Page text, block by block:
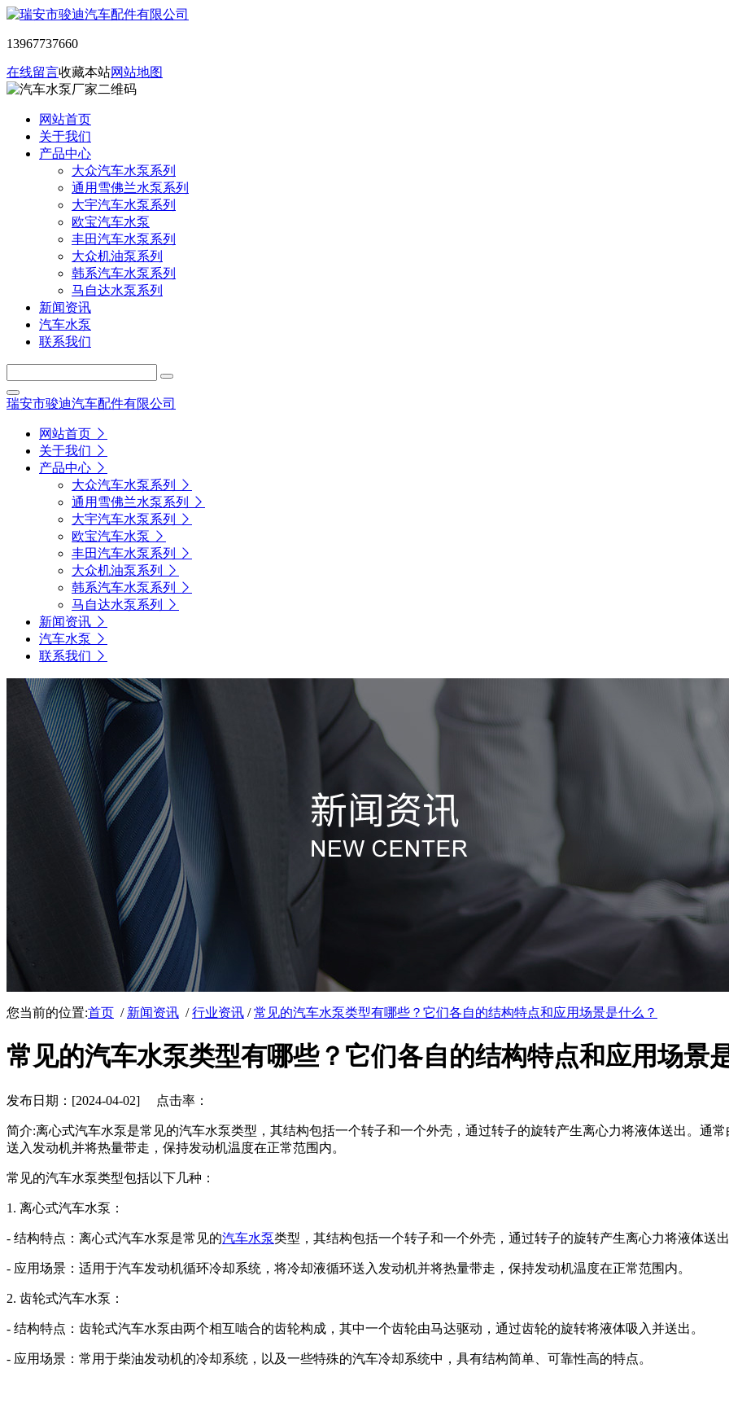
13967737660
在线留言收藏本站网站地图
网站首页
关于我们
产品中心
大众汽车水泵系列
通用雪佛兰水泵系列
大宇汽车水泵系列
欧宝汽车水泵
丰田汽车水泵系列
大众机油泵系列
韩系汽车水泵系列
马自达水泵系列
新闻资讯
汽车水泵
联系我们
瑞安市骏迪汽车配件有限公司
网站首页
关于我们
产品中心
大众汽车水泵系列
通用雪佛兰水泵系列
大宇汽车水泵系列
欧宝汽车水泵
丰田汽车水泵系列
大众机油泵系列
韩系汽车水泵系列
马自达水泵系列
新闻资讯
汽车水泵
联系我们
您当前的位置:首页 / 新闻资讯 /行业资讯 /常见的汽车水泵类型有哪些？它们各自的结构特点和应用场景是什么？
常见的汽车水泵类型有哪些？它们各自的结构特点和应用场景
发布日期：[2024-04-02] 点击率：
简介:离心式汽车水泵是常见的汽车水泵类型，其结构包括一个转子和一个外壳，通过转子的旋转产生离心力将液体送出。通
送入发动机并将热量带走，保持发动机温度在正常范围内。
常见的汽车水泵类型包括以下几种：
1. 离心式汽车水泵：
- 结构特点：离心式汽车水泵是常见的汽车水泵类型，其结构包括一个转子和一个外壳，通过转子的旋转产生离心力将液体送
- 应用场景：适用于汽车发动机循环冷却系统，将冷却液循环送入发动机并将热量带走，保持发动机温度在正常范围内。
2. 齿轮式汽车水泵：
- 结构特点：齿轮式汽车水泵由两个相互啮合的齿轮构成，其中一个齿轮由马达驱动，通过齿轮的旋转将液体吸入并送出。
- 应用场景：常用于柴油发动机的冷却系统，以及一些特殊的汽车冷却系统中，具有结构简单、可靠性高的特点。